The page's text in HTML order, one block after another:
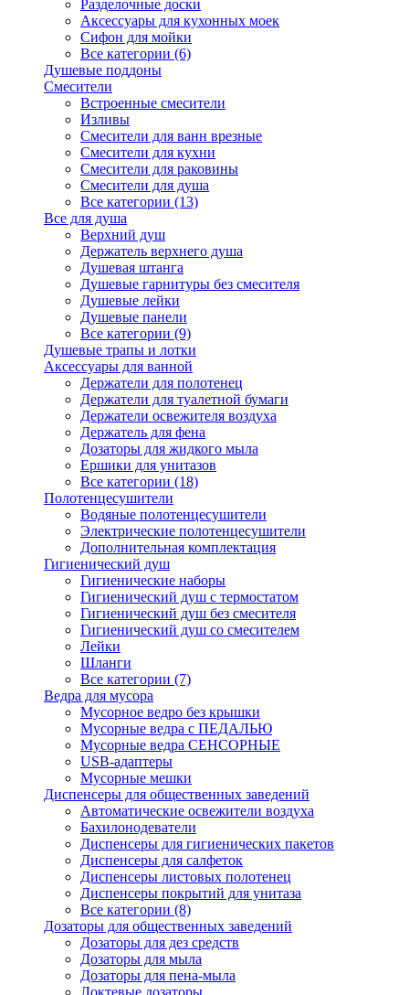
Разделочные доски
Аксессуары для кухонных моек
Сифон для мойки
Все категории (6)
Душевые поддоны
Смесители
Встроенные смесители
Изливы
Смесители для ванн врезные
Смесители для кухни
Смесители для раковины
Смесители для душа
Все категории (13)
Все для душа
Верхний душ
Держатель верхнего душа
Душевая штанга
Душевые гарнитуры без смесителя
Душевые лейки
Душевые панели
Все категории (9)
Душевые трапы и лотки
Аксессуары для ванной
Держатели для полотенец
Держатели для туалетной бумаги
Держатели освежителя воздуха
Держатель для фена
Дозаторы для жидкого мыла
Ершики для унитазов
Все категории (18)
Полотенцесушители
Водяные полотенцесушители
Электрические полотенцесушители
Дополнительная комплектация
Гигиенический душ
Гигиенические наборы
Гигиенический душ с термостатом
Гигиенический душ без смесителя
Гигиенический душ со смесителем
Лейки
Шланги
Все категории (7)
Ведра для мусора
Мусорное ведро без крышки
Мусорные ведра с ПЕДАЛЬЮ
Мусорные ведра СЕНСОРНЫЕ
USB-адаптеры
Мусорные мешки
Диспенсеры для общественных заведений
Автоматические освежители воздуха
Бахилонодеватели
Диспенсеры для гигиенических пакетов
Диспенсеры для салфеток
Диспенсеры листовых полотенец
Диспенсеры покрытий для унитаза
Все категории (8)
Дозаторы для общественных заведений
Дозаторы для дез средств
Дозаторы для мыла
Дозаторы для пена-мыла
Локтевые дозаторы